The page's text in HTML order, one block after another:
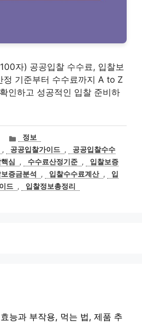
자) 공공입찰 수수료, 입찰보
정 기준부터 수수료까지 A to Z
인하고 성공적인 입찰 준비하
카
테
고
리
정보
, 공공입찰가이드 ,
공공입찰수수
심 , 수수료산정기준 ,
입찰보증
증금분석 , 입찰수수료계산 ,
입
드 , 입찰정보총정리
능과 부작용, 먹는 법, 제품 추